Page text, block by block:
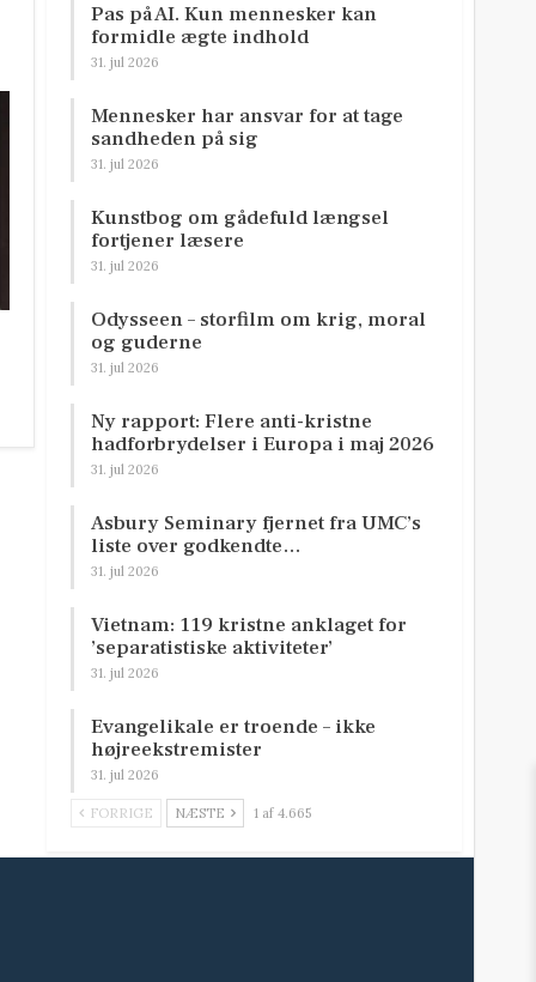
Pas på AI. Kun mennesker kan
formidle ægte indhold
31. jul 2026
Mennesker har ansvar for at tage
sandheden på sig
31. jul 2026
Kunstbog om gådefuld længsel
fortjener læsere
31. jul 2026
Odysseen – storfilm om krig, moral
og guderne
31. jul 2026
Ny rapport: Flere anti-kristne
hadforbrydelser i Europa i maj 2026
31. jul 2026
Asbury Seminary fjernet fra UMC’s
liste over godkendte…
31. jul 2026
Vietnam: 119 kristne anklaget for
’separatistiske aktiviteter’
31. jul 2026
Evangelikale er troende – ikke
højreekstremister
31. jul 2026
FORRIGE NÆSTE 1 af 4.665